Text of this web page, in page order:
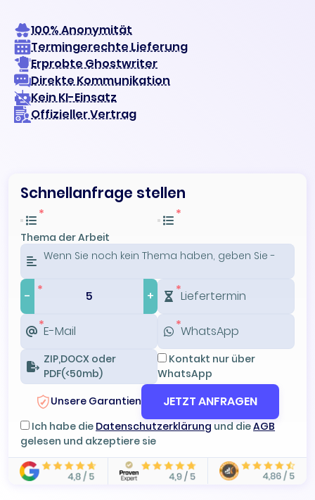
100% Anonymität
Termingerechte Lieferung
Erprobte Ghostwriter
Direkte Kommunikation
Kein KI-Einsatz
Offizieller Vertrag
Schnellanfrage stellen
Thema der Arbeit
- +
ZIP,DOCX oder
PDF(<50mb)
Kontakt nur über
WhatsApp
Unsere Garantien
JETZT ANFRAGEN
Ich habe die Datenschutzerklärung und dieAGB
gelesen und akzeptiere sie